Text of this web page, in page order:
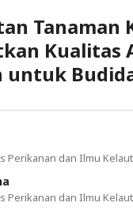
Kualitas
untuk
Perikanan dan Ilmu
Perikanan dan Ilmu